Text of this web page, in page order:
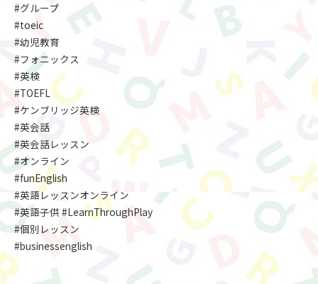
#グループ
#toeic
#幼児教育
#フォニックス
#英検
#TOEFL
#ケンブリッジ英検
#英会話
#英会話レッスン
#オンライン
#funEnglish
#英語レッスンオンライン
#英語子供 #LearnThroughPlay
#個別レッスン
#businessenglish